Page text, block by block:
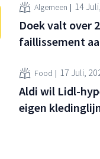
Algemeen 14
Doek valt over
faillissement
Food 17 Juli,
Aldi wil Lidl-
eigen